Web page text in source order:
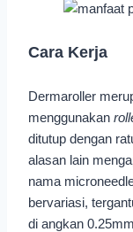
Cara Kerja
Dermaroller
menggunakan
ditutup dengan
alasan lain
nama
bervariasi,
di angkan